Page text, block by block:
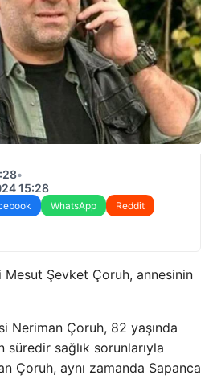
•
15:28
WhatsApp
Reddit
Şevket Çoruh, annesinin
Neriman Çoruh, 82 yaşında
süredir sağlık sorunlarıyla
Çoruh, aynı zamanda Sapanca